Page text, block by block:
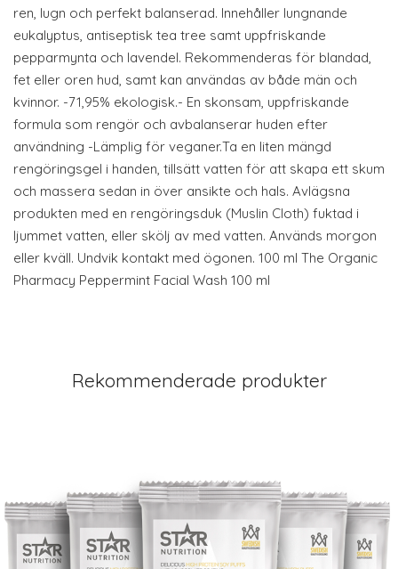
ren, lugn och perfekt balanserad. Innehåller lungnande
eukalyptus, antiseptisk tea tree samt uppfriskande
pepparmynta och lavendel. Rekommenderas för blandad,
fet eller oren hud, samt kan användas av både män och
kvinnor. -71,95% ekologisk.- En skonsam, uppfriskande
formula som rengör och avbalanserar huden efter
användning -Lämplig för veganer.Ta en liten mängd
rengöringsgel i handen, tillsätt vatten för att skapa ett skum
och massera sedan in över ansikte och hals. Avlägsna
produkten med en rengöringsduk (Muslin Cloth) fuktad i
ljummet vatten, eller skölj av med vatten. Används morgon
eller kväll. Undvik kontakt med ögonen. 100 ml The Organic
Pharmacy Peppermint Facial Wash 100 ml
Rekommenderade produkter